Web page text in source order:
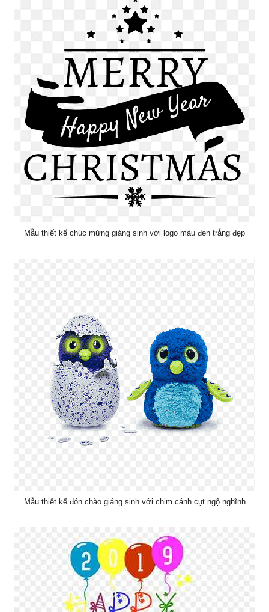
Mẫu thiết kế chúc mừng giáng sinh với logo màu đen trắng đẹp
Mẫu thiết kế đón chào giáng sinh với chim cánh cụt ngộ nghĩnh